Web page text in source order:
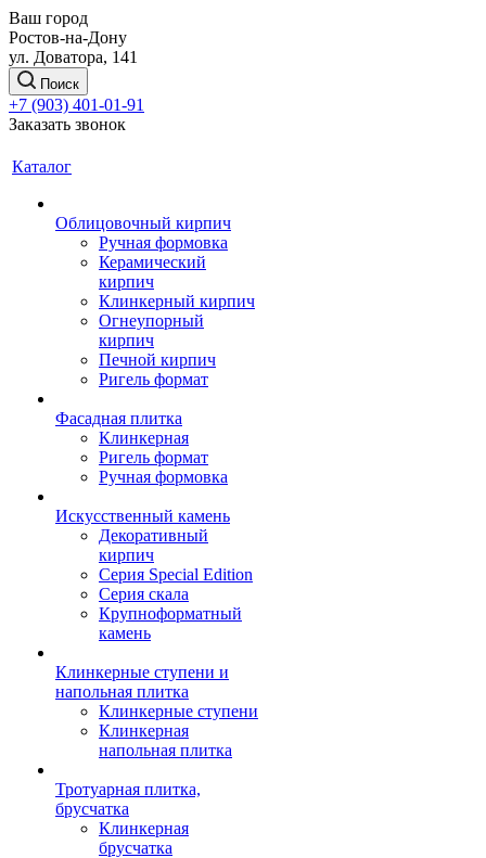
Ваш город
Ростов-на-Дону
ул. Доватора, 141
Поиск
+7 (903) 401-01-91
Заказать звонок
Каталог
Облицовочный кирпич
Ручная формовка
Керамический
кирпич
Клинкерный кирпич
Огнеупорный
кирпич
Печной кирпич
Ригель формат
Фасадная плитка
Клинкерная
Ригель формат
Ручная формовка
Искусственный камень
Декоративный
кирпич
Серия Special Edition
Серия скала
Крупноформатный
камень
Клинкерные ступени и
напольная плитка
Клинкерные ступени
Клинкерная
напольная плитка
Тротуарная плитка,
брусчатка
Клинкерная
брусчатка